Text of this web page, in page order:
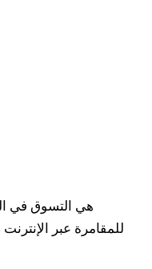
للمقامرة عبر